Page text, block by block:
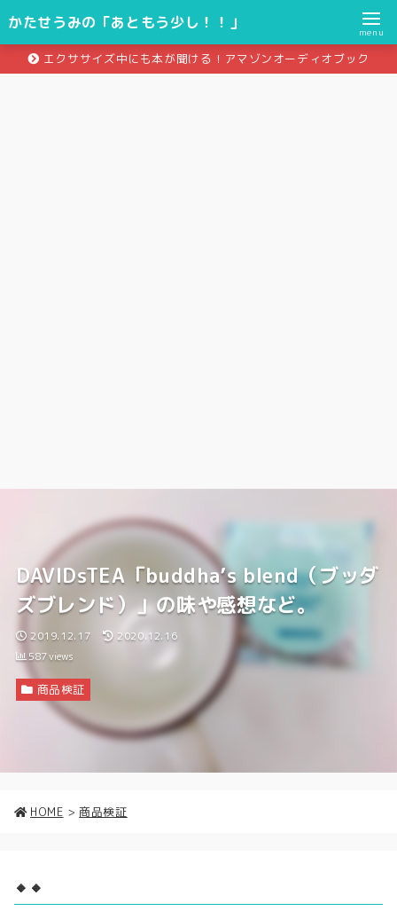
かたせうみの「あともう少し！！」
menu
エクササイズ中にも本が聞ける！アマゾンオーディオブック
DAVIDsTEA「buddha’s blend（ブッダ
ズブレンド）」の味や感想など。
2019.12.17
2020.12.16
587views
商品検証
HOME > 商品検証
🔸🔸